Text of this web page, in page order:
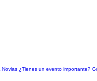
¿Tienes un evento importante?